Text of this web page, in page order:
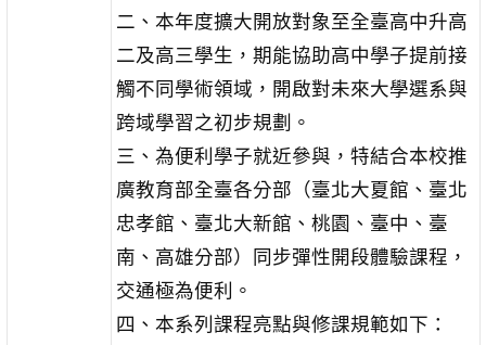
二、本年度擴大開放對象至全臺高中升高
二及高三學生，期能協助高中學子提前接
觸不同學術領域，開啟對未來大學選系與
跨域學習之初步規劃。
三、為便利學子就近參與，特結合本校推
廣教育部全臺各分部（臺北大夏館、臺北
忠孝館、臺北大新館、桃園、臺中、臺
南、高雄分部）同步彈性開段體驗課程，
交通極為便利。
四、本系列課程亮點與修課規範如下：